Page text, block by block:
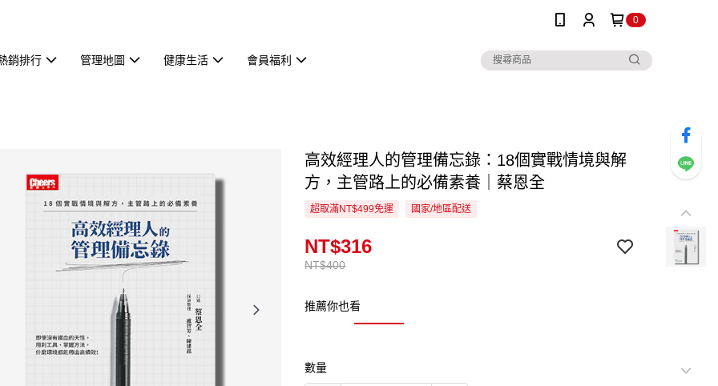
0
銷排行 管理地圖 健康生活 會員福利
高效經理人的管理備忘錄：18個實戰情境與解
方，主管路上的必備素養｜蔡恩全
超取滿NT$499免運 國家/地區配送
NT$400
NT$316
推薦你也看
數量